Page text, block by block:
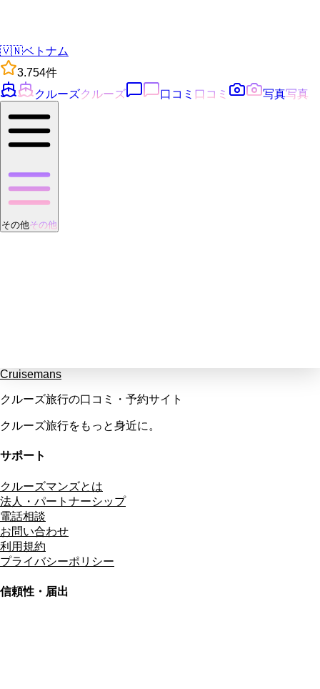
🇻🇳ベトナム
3.754件
クルーズクルーズ 口コミ 口コミ 写真写真
その他その他
Cruisemans
クルーズ旅行の口コミ・予約サイト
クルーズ旅行をもっと身近に。
サポート
クルーズマンズとは
法人・パートナーシップ
電話相談
お問い合わせ
利用規約
プライバシーポリシー
信頼性・届出